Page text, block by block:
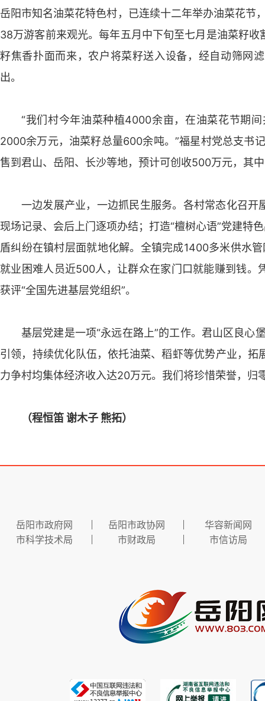
岳阳市知名油菜花特色村，已连续十二年举办油菜花
38万游客前来观光。每年五月中下旬至七月是油菜籽
籽焦香扑面而来，农户将菜籽送入设备，经自动筛网
出。
“我们村今年油菜种植4000余亩，在油菜花节期
2000余万元，油菜籽总量600余吨。”福星村党总支书
售到君山、岳阳、长沙等地，预计可创收500万元，其
一边发展产业，一边抓民生服务。各村常态化召
现场记录、会后上门逐项办结；打造“檀树心语”党建特
盾纠纷在镇村层面就地化解。全镇完成1400多米供水
就业困难人员近500人，让群众在家门口就能赚到钱。
获评“全国先进基层党组织”。
基层党建是一项“永远在路上”的工作。君山区良心
引领，持续优化队伍，依托油菜、稻虾等优势产业，
力争村均集体经济收入达20万元。我们将珍惜荣誉，归
（程恒笛 谢木子 熊拓）
岳阳市政府网 岳阳市政协网
华容新闻网
市科学技术局
市财政局 市信访局